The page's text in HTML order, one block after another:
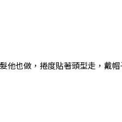
他也做，捲度貼著頭型走，戴